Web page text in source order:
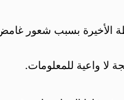
بسبب شعور غامض،
لا واعية للمعلومات.